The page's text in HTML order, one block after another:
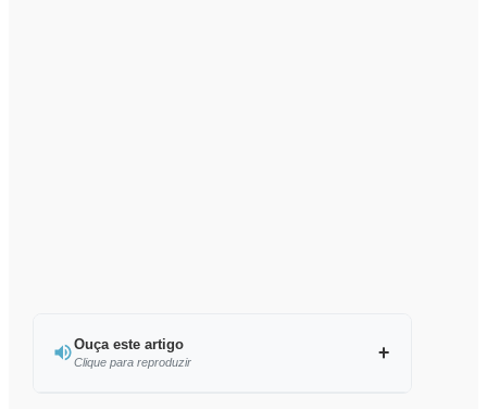
Ouça este artigo
Clique para reproduzir